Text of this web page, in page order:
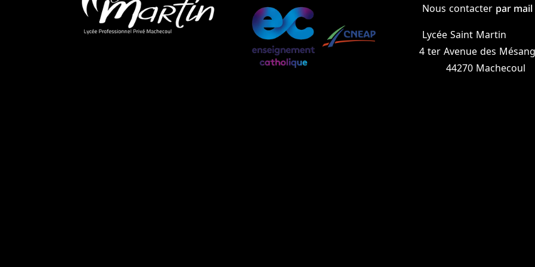
Nous contacter par mail
Lycée Saint Martin
4 ter Avenue des
44270 Machecoul